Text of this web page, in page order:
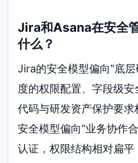
Jira和Asana在安全
什么？
Jira的安全模型偏向“底
度的权限配置、字段级
代码与研发资产保护要
安全模型偏向“业务协作
认证，权限结构相对扁